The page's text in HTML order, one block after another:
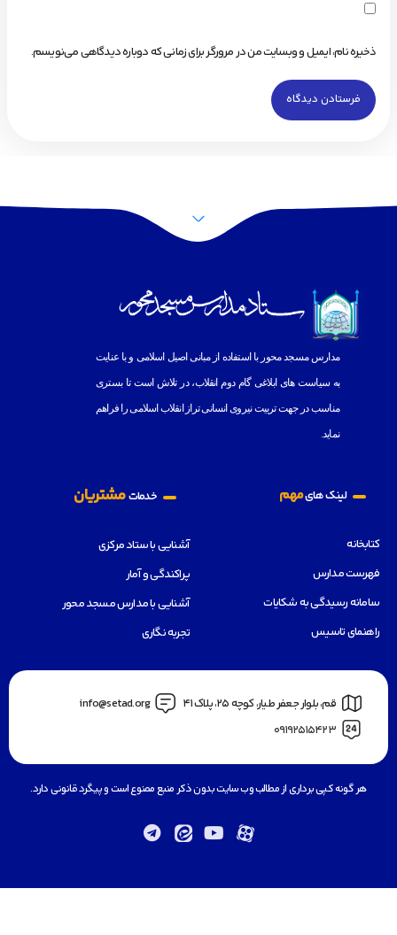
ذخیره نام، ایمیل و وبسایت من در مرورگر برای زمانی که دوباره دیدگاهی می‌نویسم.
مدارس مسجد محور با استفاده از مبانى اصيل اسلامى و با عنايت
بهسياست هاى ابلاغى گام دوم انقلاب، در تلاش است تا بسترى
مناسب در جهت تربيت نيروى انسانى تراز انقلاب اسلامى را فراهم
نمايد.
لینک هایمهم
کتابخانه
فهرست مدارس
سامانه رسیدگی به شکایات
راهنمای تاسیس
خدماتمشتریان
آشنایی با ستاد مرکزی
پراکندگی و آمار
آشنایی با مدارس مسجد محور
تجربه نگاری
قم، بلوار جعفر طيار، كوچه ٢٥، پلاک 41
info@setad.org
09192515423
هر گونه کپی برداری از مطالب وب سایت بدون ذکر منبع ممنوع است و پیگرد قانونی دارد.